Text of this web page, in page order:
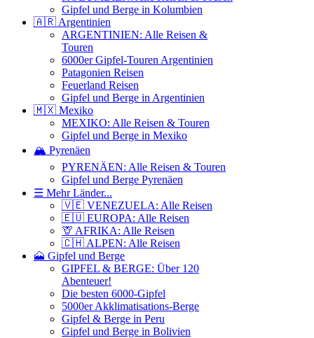
Gipfel und Berge in Kolumbien
🇦🇷 Argentinien
ARGENTINIEN: Alle Reisen &
Touren
6000er Gipfel-Touren Argentinien
Patagonien Reisen
Feuerland Reisen
Gipfel und Berge in Argentinien
🇲🇽 Mexiko
MEXIKO: Alle Reisen & Touren
Gipfel und Berge in Mexiko
🏔️ Pyrenäen
PYRENÄEN: Alle Reisen & Touren
Gipfel und Berge Pyrenäen
☰ Mehr Länder...
🇻🇪 VENEZUELA: Alle Reisen
🇪🇺 EUROPA: Alle Reisen
🦒 AFRIKA: Alle Reisen
🇨🇭 ALPEN: Alle Reisen
🗻 Gipfel und Berge
GIPFEL & BERGE: Über 120
Abenteuer!
Die besten 6000-Gipfel
5000er Akklimatisations-Berge
Gipfel & Berge in Peru
Gipfel und Berge in Bolivien